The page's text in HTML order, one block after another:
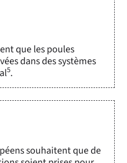
que les poules
dans des systèmes
5.
souhaitent que de